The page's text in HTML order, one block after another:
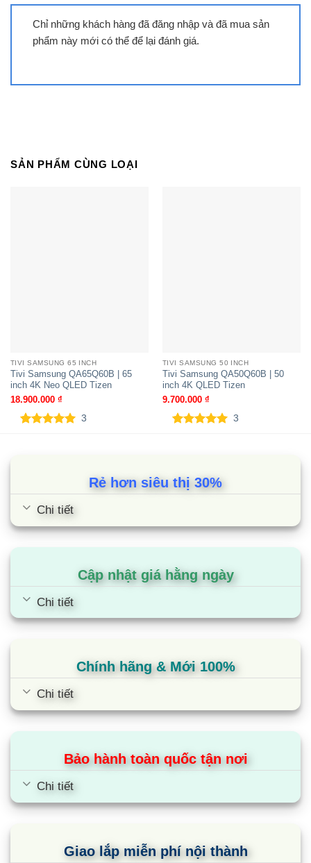
Tivi Samsung QA75QN85D | 75 inch
Tivi Samsung QA75QN80F | 75 inch
Chỉ những khách hàng đã đăng nhập và đã mua sản
phẩm này mới có thể để lại đánh giá.
SẢN PHẨM CÙNG LOẠI
TIVI SAMSUNG 65 INCH
Tivi Samsung QA65Q60B | 65
inch 4K Neo QLED Tizen
18.900.000 ₫
3
TIVI SAMSUNG 50 INCH
Tivi Samsung QA50Q60B | 50
inch 4K QLED Tizen
9.700.000 ₫
3
Rẻ hơn siêu thị 30%
Chi tiết
Cập nhật giá hằng ngày
Chi tiết
Chính hãng & Mới 100%
Chi tiết
Bảo hành toàn quốc tận nơi
Chi tiết
Giao lắp miễn phí nội thành